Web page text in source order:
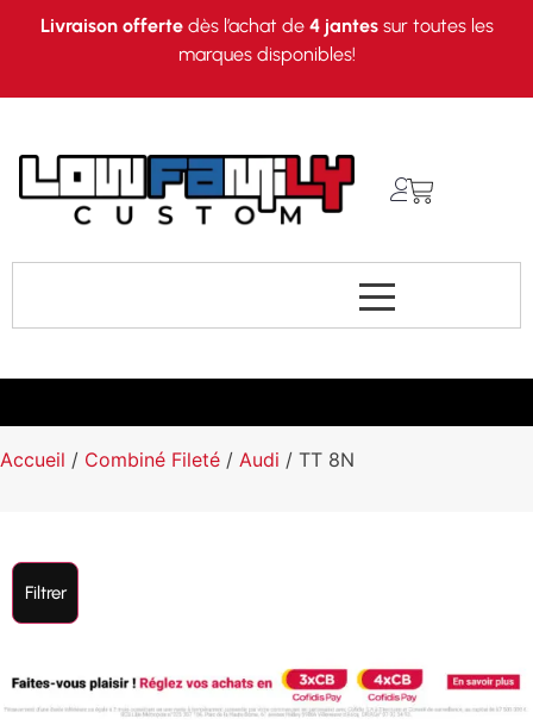
Livraison offertedès l’achat de 4 jantessur toutes les
marques disponibles!
Accueil / Combiné Fileté / Audi / TT 8N
Filtrer